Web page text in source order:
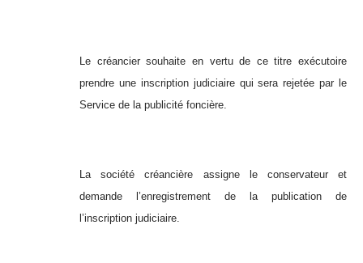
Le créancier souhaite en vertu de ce titre exécutoire
prendre une inscription judiciaire qui sera rejetée par le
Service de la publicité foncière.
La société créancière assigne le conservateur et
demande l’enregistrement de la publication de
l’inscription judiciaire.